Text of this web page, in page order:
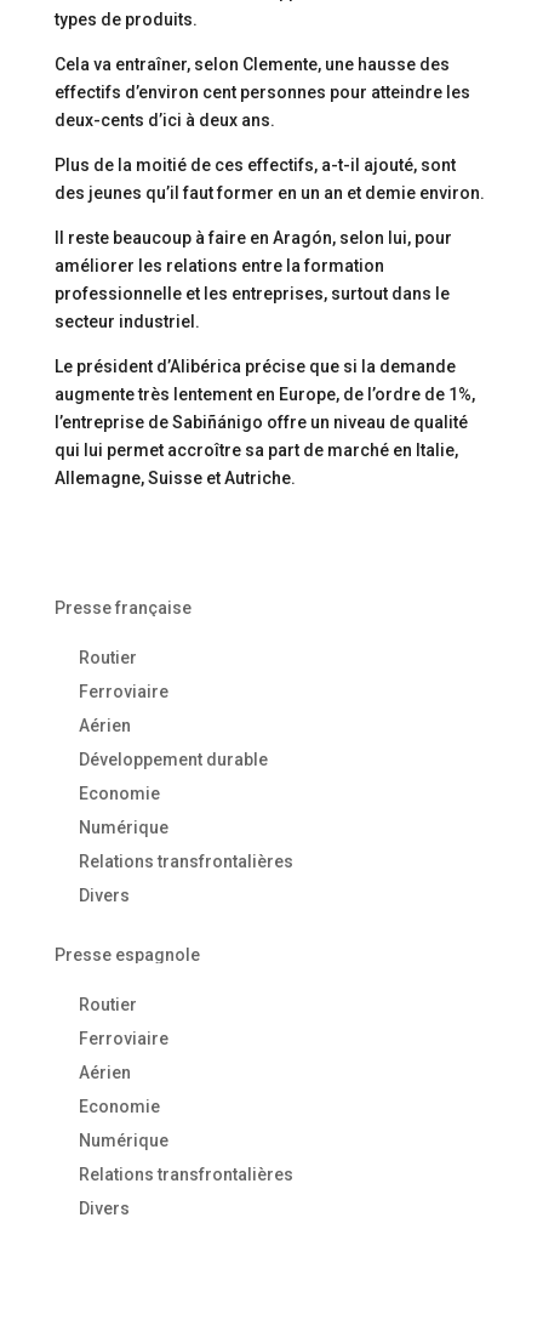
types de produits.
Cela va entraîner, selon Clemente, une hausse des
effectifs d’environ cent personnes pour atteindre les
deux-cents d’ici à deux ans.
Plus de la moitié de ces effectifs, a-t-il ajouté, sont
des jeunes qu’il faut former en un an et demie environ.
Il reste beaucoup à faire en Aragón, selon lui, pour
améliorer les relations entre la formation
professionnelle et les entreprises, surtout dans le
secteur industriel.
Le président d’Alibérica précise que si la demande
augmente très lentement en Europe, de l’ordre de 1%,
l’entreprise de Sabiñánigo offre un niveau de qualité
qui lui permet accroître sa part de marché en Italie,
Allemagne, Suisse et Autriche.
Presse française
Routier
Ferroviaire
Aérien
Développement durable
Economie
Numérique
Relations transfrontalières
Divers
Presse espagnole
Routier
Ferroviaire
Aérien
Economie
Numérique
Relations transfrontalières
Divers